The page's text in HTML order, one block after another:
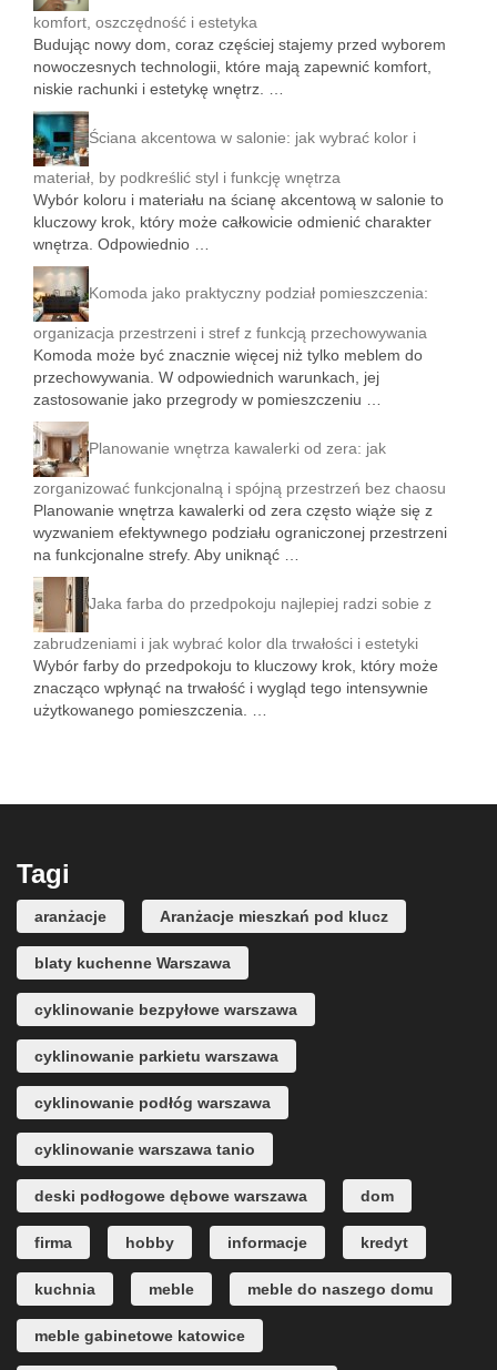
komfort, oszczędność i estetyka
Budując nowy dom, coraz częściej stajemy przed wyborem
nowoczesnych technologii, które mają zapewnić komfort,
niskie rachunki i estetykę wnętrz. …
Ściana akcentowa w salonie: jak wybrać kolor i
materiał, by podkreślić styl i funkcję wnętrza
Wybór koloru i materiału na ścianę akcentową w salonie to
kluczowy krok, który może całkowicie odmienić charakter
wnętrza. Odpowiednio …
Komoda jako praktyczny podział pomieszczenia:
organizacja przestrzeni i stref z funkcją przechowywania
Komoda może być znacznie więcej niż tylko meblem do
przechowywania. W odpowiednich warunkach, jej
zastosowanie jako przegrody w pomieszczeniu …
Planowanie wnętrza kawalerki od zera: jak
zorganizować funkcjonalną i spójną przestrzeń bez chaosu
Planowanie wnętrza kawalerki od zera często wiąże się z
wyzwaniem efektywnego podziału ograniczonej przestrzeni
na funkcjonalne strefy. Aby uniknąć …
Jaka farba do przedpokoju najlepiej radzi sobie z
zabrudzeniami i jak wybrać kolor dla trwałości i estetyki
Wybór farby do przedpokoju to kluczowy krok, który może
znacząco wpłynąć na trwałość i wygląd tego intensywnie
użytkowanego pomieszczenia. …
Tagi
aranżacje Aranżacje mieszkań pod klucz
blaty kuchenne Warszawa
cyklinowanie bezpyłowe warszawa
cyklinowanie parkietu warszawa
cyklinowanie podłóg warszawa
cyklinowanie warszawa tanio
deski podłogowe dębowe warszawa dom
firma hobby informacje kredyt
kuchnia meble meble do naszego domu
meble gabinetowe katowice